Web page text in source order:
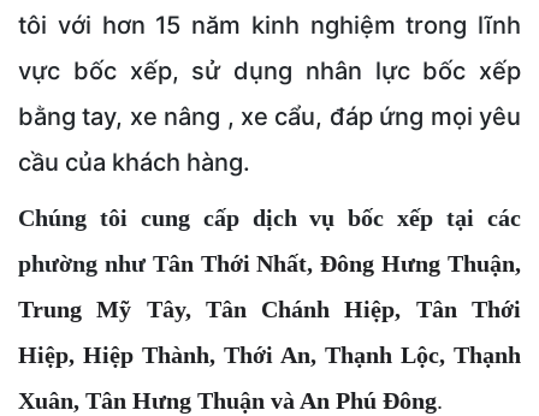
tôi với hơn 15 năm kinh nghiệm trong lĩnh
vực bốc xếp, sử dụng nhân lực bốc xếp
bằng tay, xe nâng , xe cẩu, đáp ứng mọi yêu
cầu của khách hàng.
Chúng tôi cung cấp dịch vụ bốc xếp tại các
phường như Tân Thới Nhất, Đông Hưng Thuận,
Trung Mỹ Tây, Tân Chánh Hiệp, Tân Thới
Hiệp, Hiệp Thành, Thới An, Thạnh Lộc, Thạnh
Xuân, Tân Hưng Thuận và An Phú Đông.